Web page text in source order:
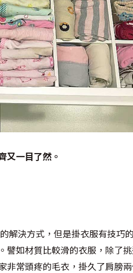
又一目了然。
解決方式，但是掛衣服有技巧
譬如材質比較滑的衣服，除了
非常頭疼的毛衣，掛久了肩膀